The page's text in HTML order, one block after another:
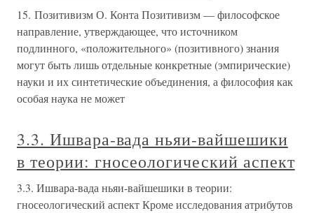
15. Позитивизм О. Конта Позитивизм — философское
направление, утверждающее, что источником
подлинного, «положительного» (позитивного) знания
могут быть лишь отдельные конкретные (эмпирические)
науки и их синтетические объединения, а философия как
особая наука не может
3.3. Ишвара-вада ньяи-вайшешики
в теории: гносеологический аспект
3.3. Ишвара-вада ньяи-вайшешики в теории:
гносеологический аспект Кроме исследования атрибутов